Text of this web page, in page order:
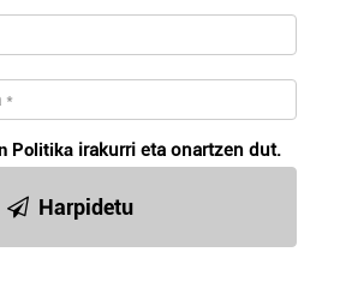
Politika irakurri eta onartzen dut.
Harpidetu